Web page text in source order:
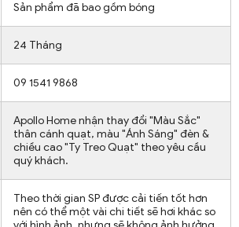
Sản phẩm đã bao gồm bóng
24 Tháng
09 1541 9868
Apollo Home nhận thay đổi "Màu Sắc"
thân cánh quạt, màu "Ánh Sáng" đèn &
chiều cao "Ty Treo Quạt" theo yêu cầu
quý khách.
Theo thời gian SP được cải tiến tốt hơn
nên có thể một vài chi tiết sẽ hơi khác so